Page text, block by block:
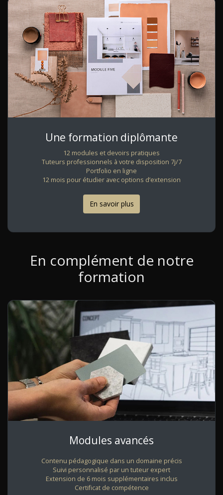
Une formation diplômante
12 modules et devoirs pratiques
Tuteurs professionnels à votre disposition 7j/7
Portfolio en ligne
12 mois pour étudier avec options d’extension
En savoir plus
En complément de notre
formation
Modules avancés
Contenu pédagogique dans un domaine précis
Suivi personnalisé par un tuteur expert
Extension de 6 mois supplémentaires inclus
Certificat de compétence